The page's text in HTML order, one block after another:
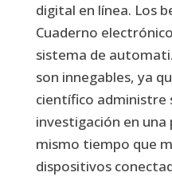
digital en línea. Los
Cuaderno
sistema de
son innegables, ya
científico administre
investigación en
mismo tiempo que
dispositivos